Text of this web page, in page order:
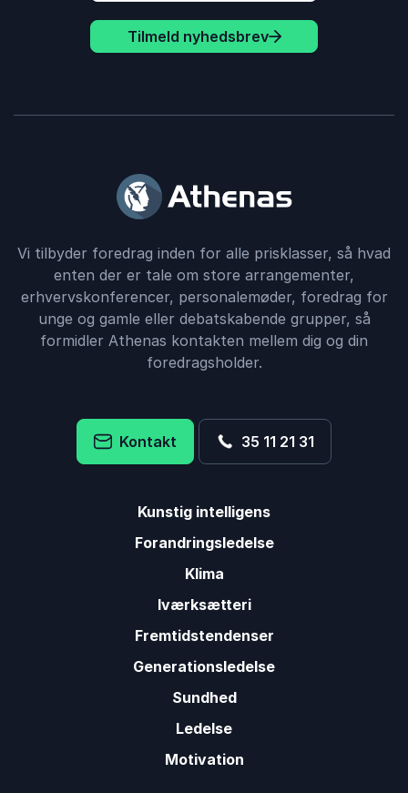
Tilmeld nyhedsbrev
Vi tilbyder foredrag inden for alle prisklasser, så hvad
enten der er tale om store arrangementer,
erhvervskonferencer, personalemøder, foredrag for
unge og gamle eller debatskabende grupper, så
formidler Athenas kontakten mellem dig og din
foredragsholder.
Kontakt 35 11 21 31
Kunstig intelligens
Forandringsledelse
Klima
Iværksætteri
Fremtidstendenser
Generationsledelse
Sundhed
Ledelse
Motivation